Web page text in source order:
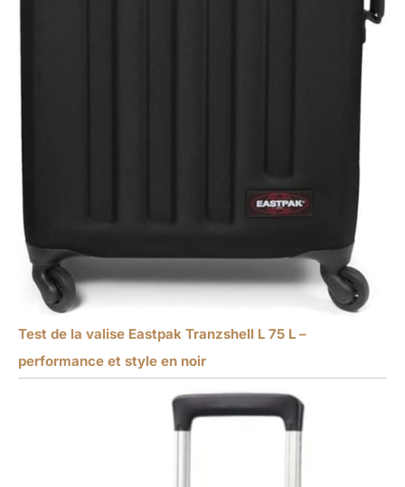
Test de la valise Eastpak Tranzshell L 75 L –
performance et style en noir